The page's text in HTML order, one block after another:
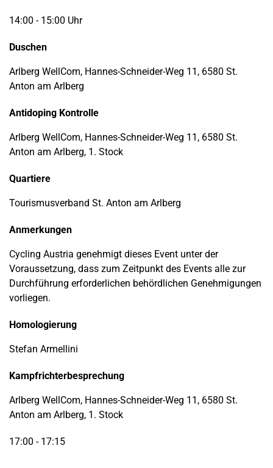
14:00 - 15:00 Uhr
Duschen
Arlberg WellCom, Hannes-Schneider-Weg 11, 6580 St.
Anton am Arlberg
Antidoping Kontrolle
Arlberg WellCom, Hannes-Schneider-Weg 11, 6580 St.
Anton am Arlberg, 1. Stock
Quartiere
Tourismusverband St. Anton am Arlberg
Anmerkungen
Cycling Austria genehmigt dieses Event unter der
Voraussetzung, dass zum Zeitpunkt des Events alle zur
Durchführung erforderlichen behördlichen Genehmigungen
vorliegen.
Homologierung
Stefan Armellini
Kampfrichterbesprechung
Arlberg WellCom, Hannes-Schneider-Weg 11, 6580 St.
Anton am Arlberg, 1. Stock
17:00 - 17:15